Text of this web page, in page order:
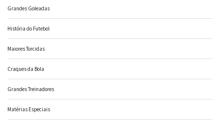
Grandes Goleadas
História do Futebol
Maiores Torcidas
Craques da Bola
Grandes Treinadores
Matérias Especiais